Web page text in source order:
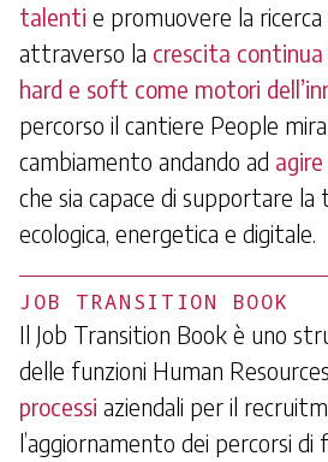
talenti e promuovere la ricerca
attraverso la crescita
hard e soft come motori
percorso il cantiere People
cambiamento andando ad
che sia capace di supportare la
ecologica, energetica e digitale.
JOB TRANSITION BOOK
Il Job Transition Book è uno
delle funzioni Human
processi aziendali per il
l’aggiornamento dei percorsi di